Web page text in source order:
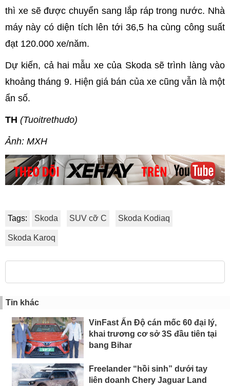
thì xe sẽ được chuyển sang lắp ráp trong nước. Nhà
máy này có diện tích lên tới 36,5 ha cùng công suất
đạt 120.000 xe/năm.
Dự kiến, cả hai mẫu xe của Skoda sẽ trình làng vào
khoảng tháng 9. Hiện giá bán của xe cũng vẫn là một
ẩn số.
TH (Tuoitrethudo)
Ảnh: MXH
Tags: Skoda SUV cỡ C Skoda Kodiaq
Skoda Karoq
Tin khác
VinFast Ấn Độ cán mốc 60 đại lý,
khai trương cơ sở 3S đầu tiên tại
bang Bihar
Freelander “hồi sinh” dưới tay
liên doanh Chery Jaguar Land